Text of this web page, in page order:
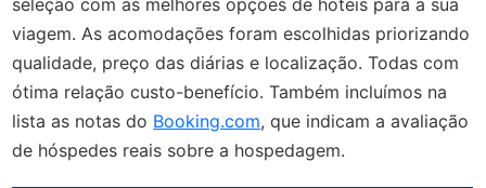
viagem. As acomodações foram escolhidas priorizando
qualidade, preço das diárias e localização. Todas com
ótima relação custo-benefício. Também incluímos na
lista as notas do Booking.com, que indicam a avaliação
de hóspedes reais sobre a hospedagem.